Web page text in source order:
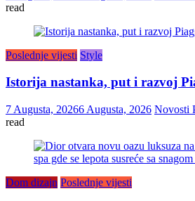
read
Poslednje vijesti Style
Istorija nastanka, put i razvoj
7 Augusta, 20266 Augusta, 2026 Novosti
read
Dom dizajn Poslednje vijesti